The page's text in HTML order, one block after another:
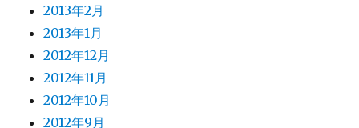
2013年2月
2013年1月
2012年12月
2012年11月
2012年10月
2012年9月